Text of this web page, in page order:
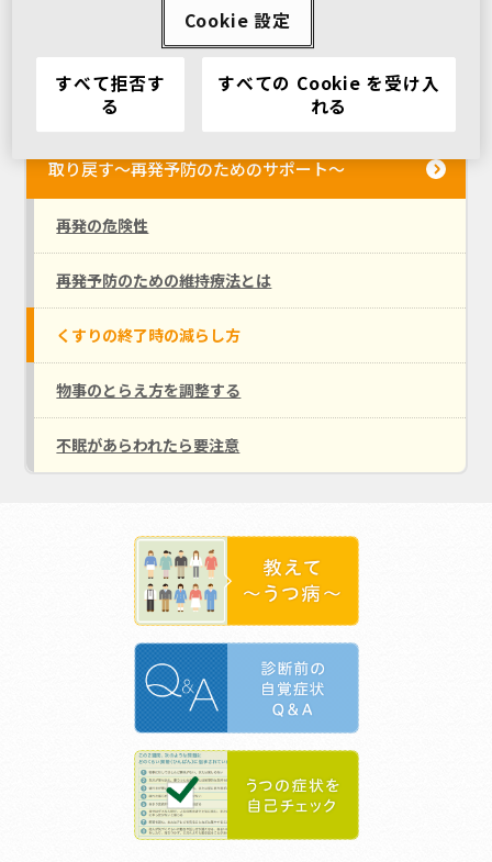
はじめる～治療をはじめたころのサポート～
つづける～回復してきたころのサポート～
取り戻す～再発予防のためのサポート～
再発の危険性
再発予防のための維持療法とは
くすりの終了時の減らし方
物事のとらえ方を調整する
不眠があらわれたら要注意
Cookie 設定
すべて拒否す
る
すべての Cookie を受け入
れる